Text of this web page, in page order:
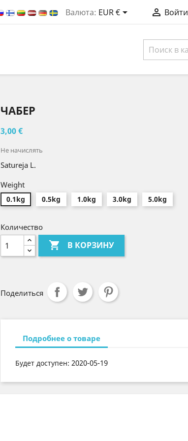
Валюта: EUR €  Войти
ЧАБЕР
3,00 €
Не начислять
Satureja L.
Weight
0.1kg 0.5kg 1.0kg 3.0kg 5.0kg
Количество
 В КОРЗИНУ
Поделиться
Подробнее о товаре
Будет доступен: 2020-05-19